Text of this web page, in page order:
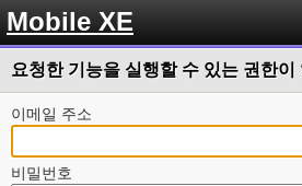
Mobile XE
요청한 기능을 실행할 수 있는 권한이
이메일 주소
비밀번호